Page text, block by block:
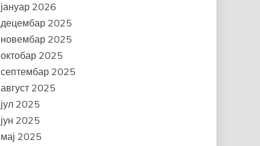
јануар 2026
децембар 2025
новембар 2025
октобар 2025
септембар 2025
август 2025
јул 2025
јун 2025
мај 2025